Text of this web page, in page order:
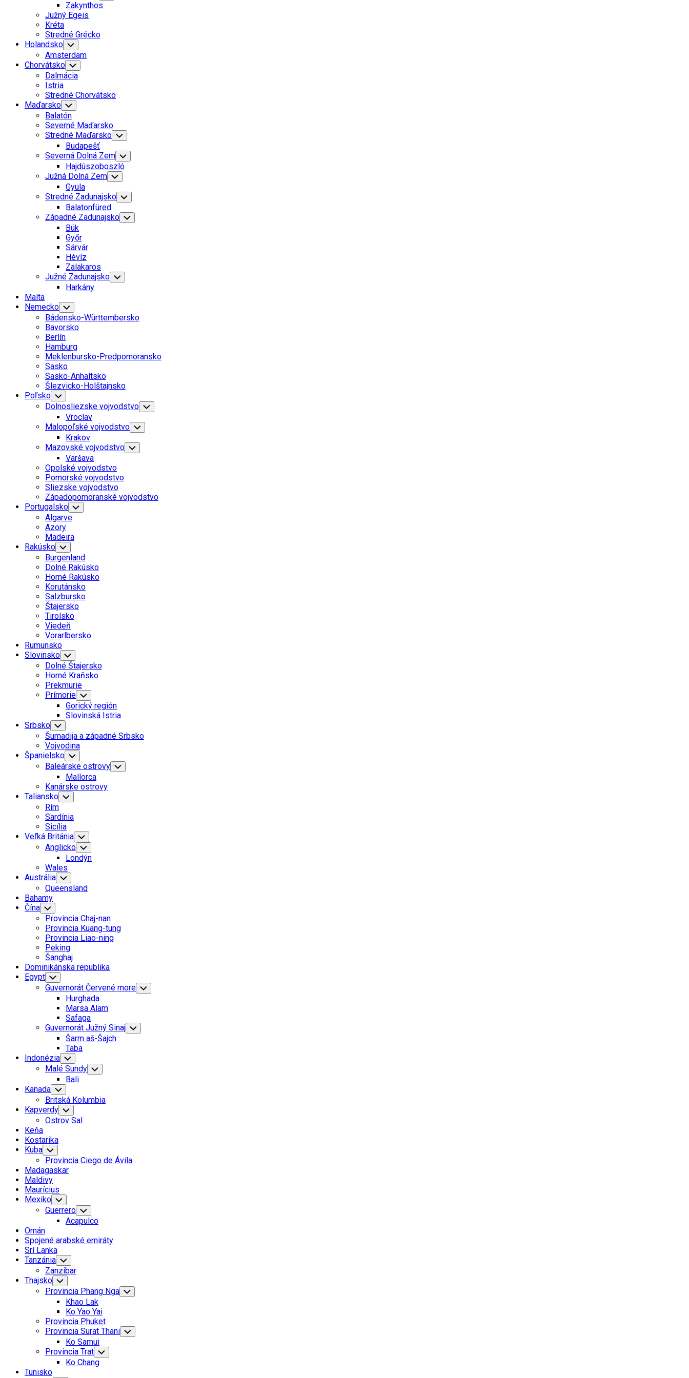
Child
Menu
Zakynthos
Južný Egeis
Kréta
Stredné Grécko
Holandsko Toggle
Child
Menu
Amsterdam
Chorvátsko Toggle
Child
Menu
Dalmácia
Istria
Stredné Chorvátsko
Maďarsko Toggle
Child
Menu
Balatón
Severné Maďarsko
Stredné Maďarsko Toggle
Child
Menu
Budapešť
Severná Dolná Zem Toggle
Child
Menu
Hajdúszoboszló
Južná Dolná Zem Toggle
Child
Menu
Gyula
Stredné Zadunajsko Toggle
Child
Menu
Balatonfüred
Západné Zadunajsko Toggle
Child
Bük
Győr
Sárvár
Hévíz
Zalakaros
Južné Zadunajsko Toggle
Child
Harkány
Malta
Nemecko Toggle
Child
Menu
Bádensko-Württembersko
Bavorsko
Berlín
Hamburg
Meklenbursko-Predpomoransko
Sasko
Sasko-Anhaltsko
Šlezvicko-Holštajnsko
Poľsko Toggle
Child
Menu
Dolnosliezske vojvodstvo Toggle
Child
Menu
Vroclav
Malopoľské vojvodstvo Toggle
Child
Menu
Krakov
Mazovské vojvodstvo Toggle
Child
Varšava
Opolské vojvodstvo
Pomorské vojvodstvo
Sliezske vojvodstvo
Západopomoranské vojvodstvo
Portugalsko Toggle
Child
Menu
Algarve
Azory
Madeira
Rakúsko Toggle
Child
Menu
Burgenland
Dolné Rakúsko
Horné Rakúsko
Korutánsko
Salzbursko
Štajersko
Tirolsko
Viedeň
Vorarlbersko
Rumunsko
Slovinsko Toggle
Child
Menu
Dolné Štajersko
Horné Kraňsko
Prekmurie
Prímorie Toggle
Child
Menu
Gorický región
Slovinská Istria
Srbsko Toggle
Child
Menu
Šumadija a západné Srbsko
Vojvodina
Španielsko Toggle
Child
Menu
Baleárske ostrovy Toggle
Child
Mallorca
Kanárske ostrovy
Taliansko Toggle
Child
Menu
Rím
Sardínia
Sicília
Veľká Británia Toggle
Child
Menu
Anglicko Toggle
Child
Menu
Londýn
Wales
Austrália Toggle
Child
Menu
Queensland
Bahamy
Čína Toggle
Child
Menu
Provincia Chaj-nan
Provincia Kuang-tung
Provincia Liao-ning
Peking
Šanghaj
Dominikánska republika
Egypt Toggle
Child
Menu
Guvernorát Červené more Toggle
Child
Hurghada
Marsa Alam
Safaga
Guvernorát Južný Sinaj Toggle
Child
Šarm aš-Šajch
Taba
Indonézia Toggle
Child
Menu
Malé Sundy Toggle
Child
Bali
Kanada Toggle
Child
Menu
Britská Kolumbia
Kapverdy Toggle
Child
Menu
Ostrov Sal
Keňa
Kostarika
Kuba Toggle
Child
Menu
Provincia Ciego de Ávila
Madagaskar
Maldivy
Maurícius
Mexiko Toggle
Child
Menu
Guerrero Toggle
Child
Menu
Acapulco
Omán
Spojené arabské emiráty
Srí Lanka
Tanzánia Toggle
Child
Menu
Zanzibar
Thajsko Toggle
Child
Menu
Provincia Phang Nga Toggle
Child
Khao Lak
Ko Yao Yai
Provincia Phuket
Provincia Surat Thani Toggle
Child
Ko Samui
Provincia Trat Toggle
Child
Menu
Ko Chang
Tunisko